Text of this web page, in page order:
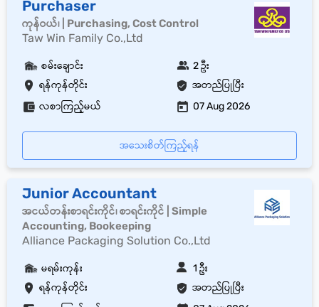
Purchaser
ကုန်ဝယ်၊ | Purchasing, Cost Control
Taw Win Family Co.,Ltd
ရန်ကုန်တိုင်း အတည်ပြုပြီး
စမ်းချောင်း 2 ဦး
လစာကြည့်မယ် 07 Aug 2026
အသေးစိတ်ကြည့်ရန်
Junior Accountant
အငယ်တန်းစာရင်းကိုင်၊ စာရင်းကိုင် | Simple
Accounting, Bookeeping
Alliance Packaging Solution Co.,Ltd
ရန်ကုန်တိုင်း အတည်ပြုပြီး
မရမ်းကုန်း 1 ဦး